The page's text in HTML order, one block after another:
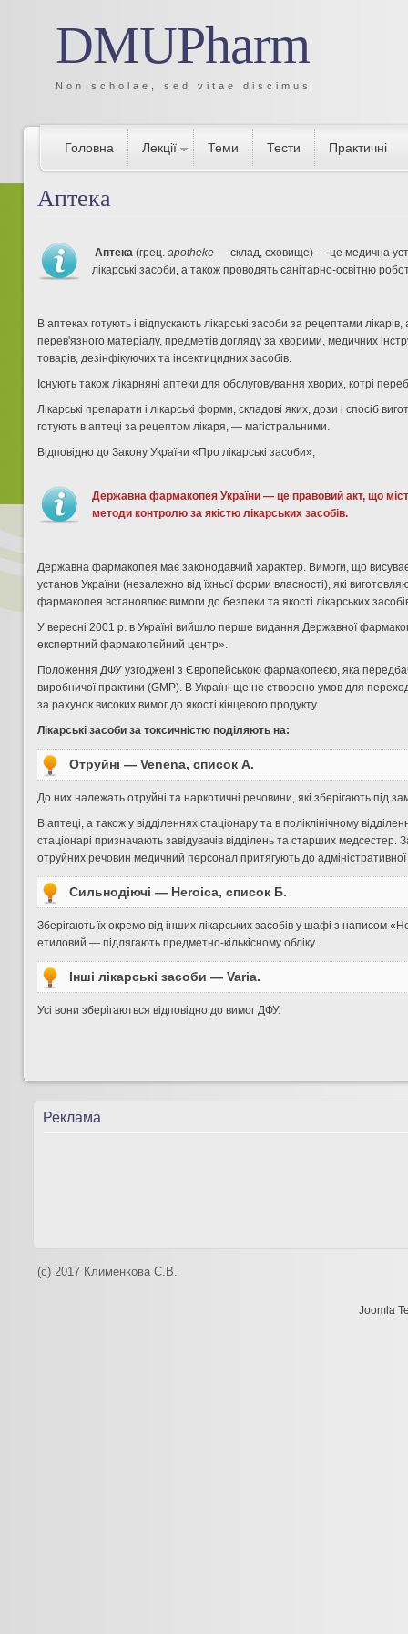
DMUPharm
Non scholae, sed vitae discimus
Головна Лекції Теми Тести Практичні
Аптека
Аптека (грец. apotheke — склад, сховище) — це медична
лікарські засоби, а також проводять санітарно-освітню
В аптеках готують і відпускають лікарські засоби за рецептами
перев'язного матеріалу, предметів догляду за хворими, медичних
товарів, дезінфікуючих та інсектицидних засобів.
Існують також лікарняні аптеки для обслуговування хворих, котрі
Лікарські препарати і лікарські форми, складові яких, дози і спосіб
готують в аптеці за рецептом ліка­ря, — магістральними.
Відповідно до Закону України «Про лікарські засоби»,
Державна фармакопея України — це правовий акт, що
методи контролю за якістю лікарських засобів.
Державна фармакопея має законодавчий характер. Вимоги, що
уста­нов України (незалежно від їхньої форми власності), які
фармакопея встановлює вимоги до безпеки та якості лікарських
У вересні 2001 р. в Україні вийшло перше видання Державної
експертний фармакопейний центр».
Положення ДФУ узгоджені з Європейською фармакопеєю, яка
виробничої практики (GMP). В Україні ще не створено умов для
за рахунок високих ви­мог до якості кінцевого продукту.
Лікарські засоби за токсичністю поділяють на:
Отруйні — Venena, список А.
До них належать отруйні та наркотичні речовини, які зберіга­ють
В аптеці, а також у відділеннях стаціонару та в поліклінічному
стаціонарі призначають завідувачів відділень та старших
отруйних речовин ме­дичний персонал притягують до адміністративної
Сильнодіючі — Heroica, список Б.
Зберігають їх окремо від інших лікарських засобів у шафі з напи­сом
етиловий — підлягають предметно-кількісному обліку.
Інші лікарські засоби — Varia.
Усі вони зберігаються відповідно до вимог ДФУ.
Реклама
(c) 2017 Клименкова С.В.
Joomla